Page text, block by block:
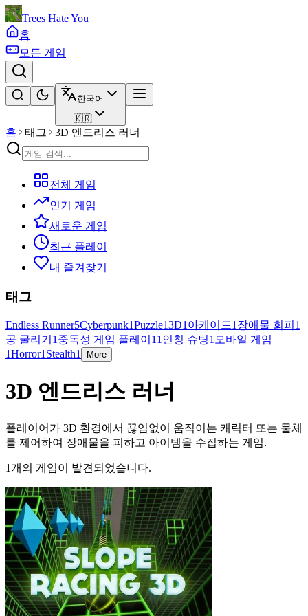
Trees Hate You
홈
모든 게임
한국어
🇰🇷
홈 태그 3D 엔드리스 러너
전체 게임
인기 게임
새로운 게임
최근 플레이
내 즐겨찾기
태그
Endless Runner5Cyberpunk1Puzzle13D1아케이드1장애물 회피 1
공 굴리기 1중독성 게임 플레이 11인칭 슈팅1모바일 게임
1Horror1Stealth1 More
3D 엔드리스 러너
플레이어가 3D 환경에서 끊임없이 움직이는 캐릭터 또는 물체
를 제어하여 장애물을 피하고 아이템을 수집하는 게임.
1개의 게임이 발견되었습니다.